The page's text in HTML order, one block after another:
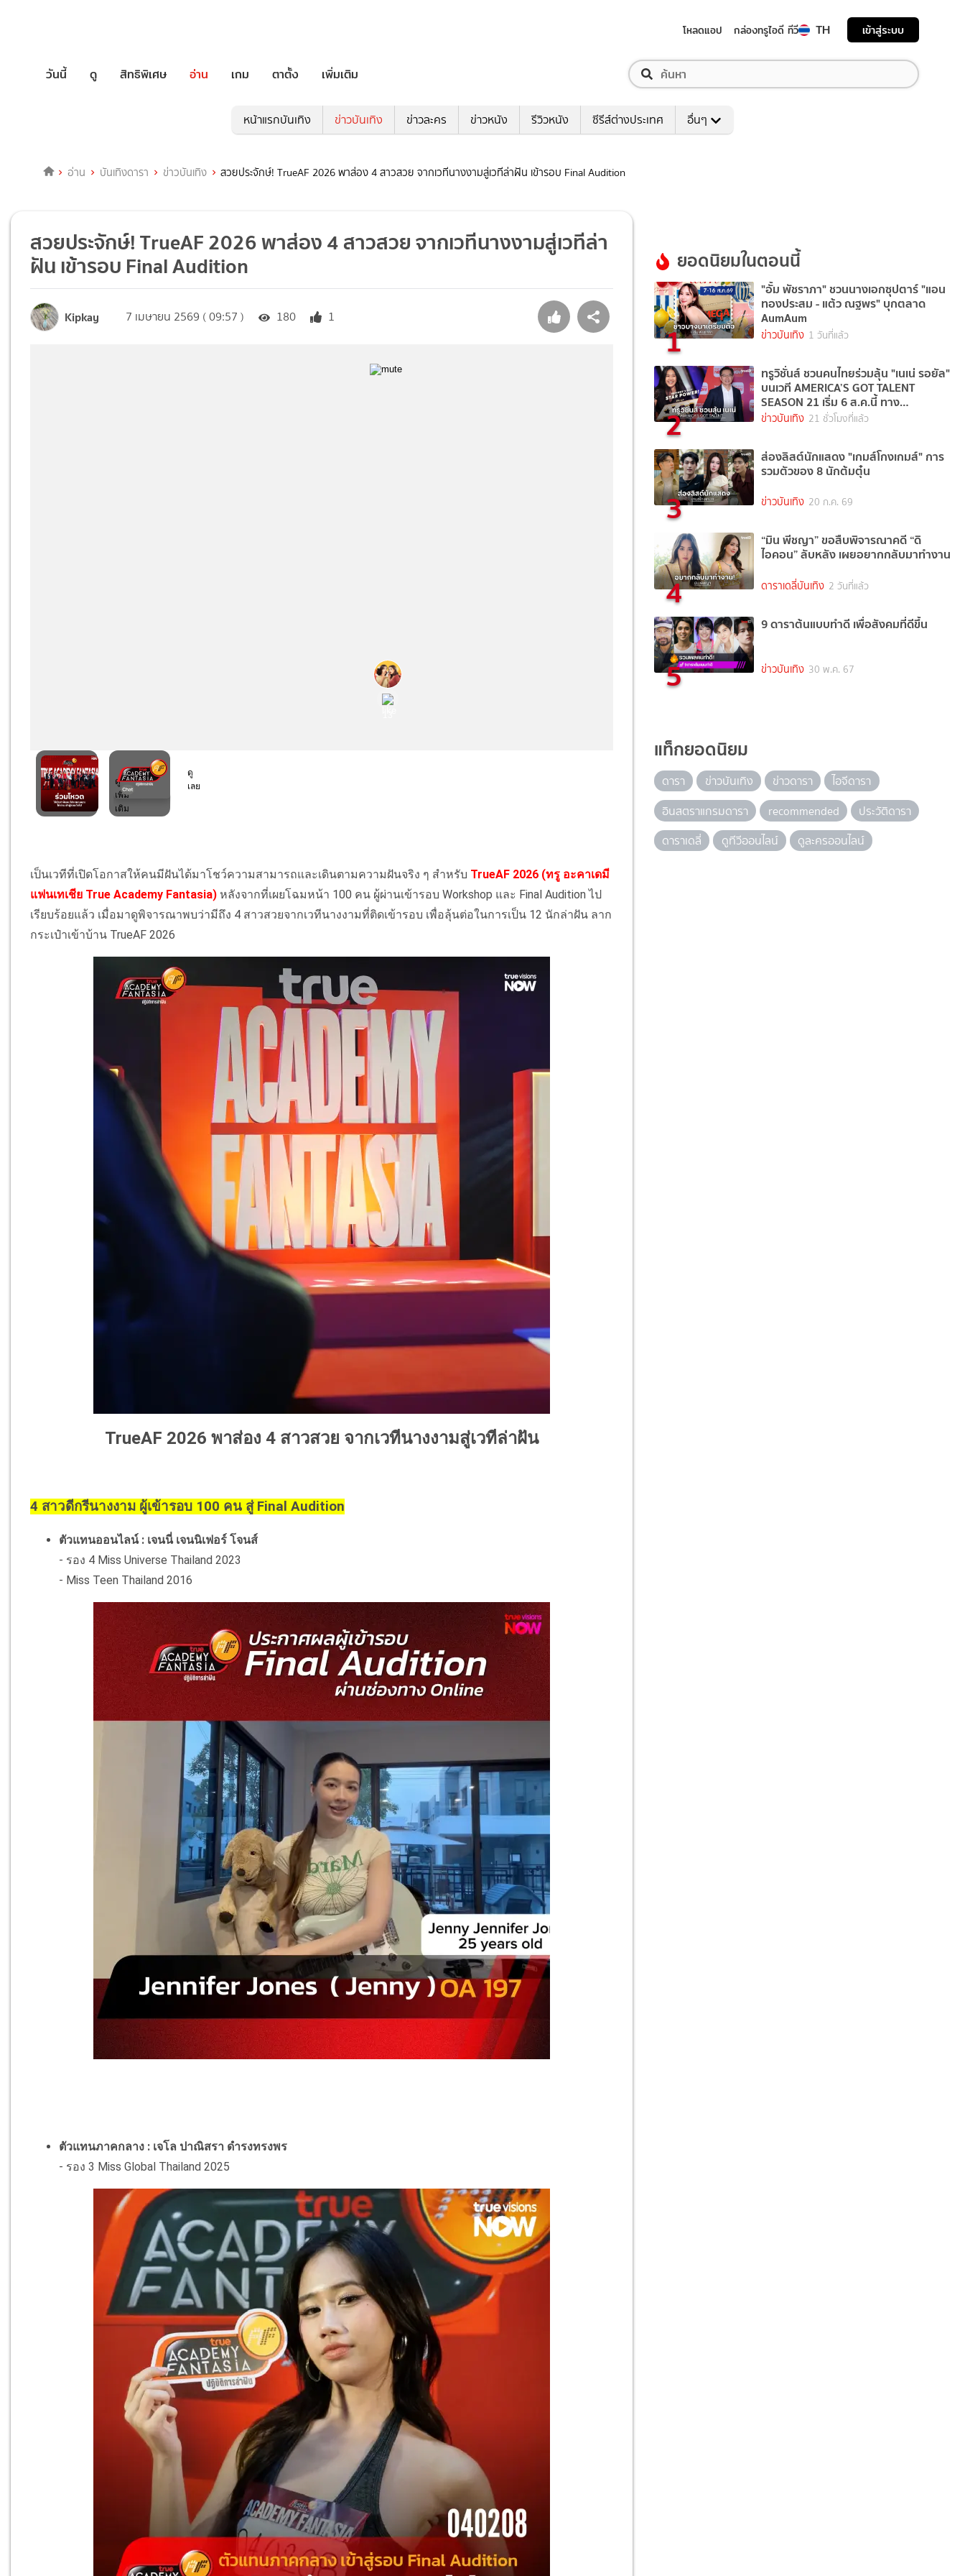
โหลดแอป กล่องทรูไอดี ทีวี TH เข้าสู่ระบบ
วันนี้ ดู สิทธิพิเศษ อ่าน เกม ตาตั้ง เพิ่มเติม
หน้าแรกบันเทิง ข่าวบันเทิง ข่าวละคร ข่าวหนัง รีวิวหนัง ซีรีส์ต่างประเทศ อื่นๆ
อ่าน บันเทิงดารา ข่าวบันเทิง สวยประจักษ์! TrueAF 2026 พาส่อง 4 สาวสวย จากเวทีนางงามสู่เวทีล่าฝัน เข้ารอบ Final Audition
สวยประจักษ์! TrueAF 2026 พาส่อง 4 สาวสวย จากเวทีนางงามสู่เวทีล่า
ฝัน เข้ารอบ Final Audition
Kipkay 7 เมษายน 2569 ( 09:57 ) 180 1
เป็นเวทีที่เปิดโอกาสให้คนมีฝันได้มาโชว์ความสามารถและเดินตามความฝันจริง ๆ สำหรับ TrueAF 2026 (ทรู อะคาเดมี
แฟนเทเชีย True Academy Fantasia) หลังจากที่เผยโฉมหน้า 100 คน ผู้ผ่านเข้ารอบ Workshop และ Final Audition ไป
เรียบร้อยแล้ว เมื่อมาดูพิจารณาพบว่ามีถึง 4 สาวสวยจากเวทีนางงามที่ติดเข้ารอบ เพื่อลุ้นต่อในการเป็น 12 นักล่าฝัน ลาก
กระเป๋าเข้าบ้าน TrueAF 2026
TrueAF 2026 พาส่อง 4 สาวสวย จากเวทีนางงามสู่เวทีล่าฝัน
4 สาวดีกรีนางงาม ผู้เข้ารอบ 100 คน สู่ Final Audition
ตัวแทนออนไลน์ : เจนนี่ เจนนิเฟอร์ โจนส์
- รอง 4 Miss Universe Thailand 2023
- Miss Teen Thailand 2016
ตัวแทนภาคกลาง : เจโล ปาณิสรา ดำรงทรงพร
- รอง 3 Miss Global Thailand 2025
ยอดนิยมในตอนนี้
1
"อั้ม พัชราภา" ชวนนางเอกซุปตาร์ "แอน
ทองประสม - แต้ว ณฐพร" บุกตลาด
AumAum
ข่าวบันเทิง 1 วันที่แล้ว
2
ทรูวิชั่นส์ ชวนคนไทยร่วมลุ้น "เนเน่ รอยัล"
บนเวที AMERICA’S GOT TALENT
SEASON 21 เริ่ม 6 ส.ค.นี้ ทาง
TrueVisions NOW
ข่าวบันเทิง 21 ชั่วโมงที่แล้ว
3
ส่องลิสต์นักแสดง "เกมส์โกงเกมส์" การ
รวมตัวของ 8 นักต้มตุ๋น
ข่าวบันเทิง 20 ก.ค. 69
4
“มิน พีชญา” ขอสืบพิจารณาคดี “ดิ
ไอคอน” ลับหลัง เผยอยากกลับมาทำงาน
ดาราเดลี่บันเทิง 2 วันที่แล้ว
5
9 ดาราต้นแบบทำดี เพื่อสังคมที่ดีขึ้น
ข่าวบันเทิง 30 พ.ค. 67
แท็กยอดนิยม
ดารา ข่าวบันเทิง ข่าวดารา
ไอจีดารา
อินสตราแกรมดารา
recommended
ประวัติดารา
ดาราเดลี่
ดูทีวีออนไลน์ ดูละครออนไลน์